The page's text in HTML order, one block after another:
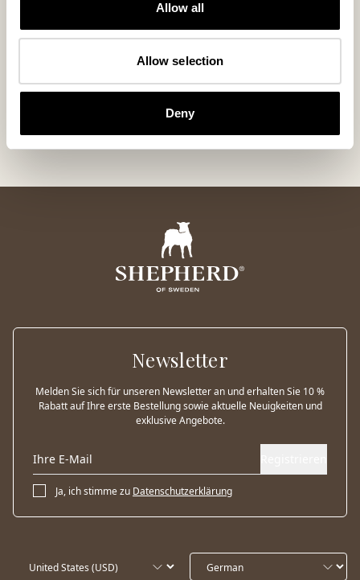
Allow all
Allow selection
Deny
Rand Kissen
Newsletter
Melden Sie sich für unseren Newsletter an und erhalten Sie 10 %
Rabatt auf Ihre erste Bestellung sowie aktuelle Neuigkeiten und
exklusive Angebote.
Ja, ich stimme zu Datenschutzerklärung